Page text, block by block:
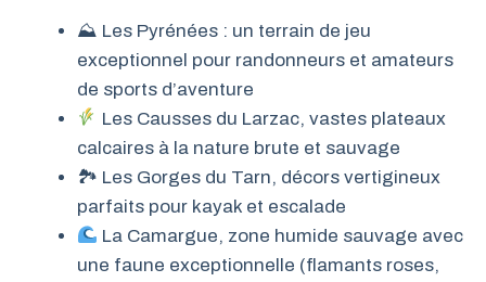
⛰ Les Pyrénées : un terrain de jeu
exceptionnel pour randonneurs et amateurs
de sports d’aventure
Les Causses du Larzac, vastes plateaux
calcaires à la nature brute et sauvage
🏞 Les Gorges du Tarn, décors vertigineux
parfaits pour kayak et escalade
La Camargue, zone humide sauvage avec
une faune exceptionnelle (flamants roses,